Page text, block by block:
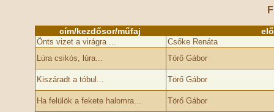
cím/kezdősor/műfaj
Önts vizet a virágra ...
Csőke Renáta
Lúra csikós, lúra...
Törő Gábor
Kiszáradt a tóbul... Törő Gábor
Ha felülök a fekete halomra... Törő Gábor